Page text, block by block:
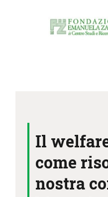
ATTIVITÀ E
RISORSE
NEWS
Il
come
nostra